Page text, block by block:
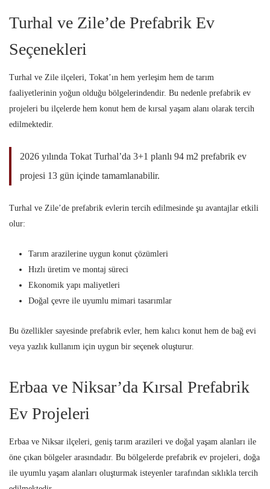
Turhal ve Zile’de Prefabrik Ev
Seçenekleri
Turhal ve Zile ilçeleri, Tokat’ın hem yerleşim hem de tarım
faaliyetlerinin yoğun olduğu bölgelerindendir. Bu nedenle prefabrik ev
projeleri bu ilçelerde hem konut hem de kırsal yaşam alanı olarak tercih
edilmektedir.
2026 yılında Tokat Turhal’da 3+1 planlı 94 m2 prefabrik ev
projesi 13 gün içinde tamamlanabilir.
Turhal ve Zile’de prefabrik evlerin tercih edilmesinde şu avantajlar etkili
olur:
Tarım arazilerine uygun konut çözümleri
Hızlı üretim ve montaj süreci
Ekonomik yapı maliyetleri
Doğal çevre ile uyumlu mimari tasarımlar
Bu özellikler sayesinde prefabrik evler, hem kalıcı konut hem de bağ evi
veya yazlık kullanım için uygun bir seçenek oluşturur.
Erbaa ve Niksar’da Kırsal Prefabrik
Ev Projeleri
Erbaa ve Niksar ilçeleri, geniş tarım arazileri ve doğal yaşam alanları ile
öne çıkan bölgeler arasındadır. Bu bölgelerde prefabrik ev projeleri, doğa
ile uyumlu yaşam alanları oluşturmak isteyenler tarafından sıklıkla tercih